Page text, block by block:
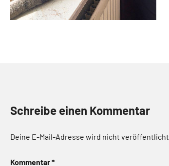
Schreibe einen Kommentar
Deine E-Mail-Adresse wird nicht veröffentlicht.
Kommentar*